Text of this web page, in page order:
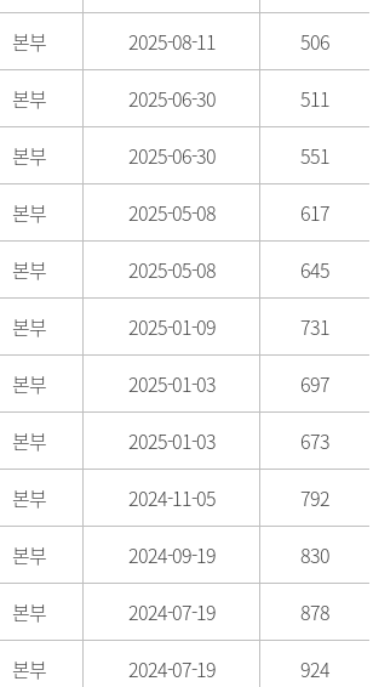
본부 2025-08-11
506
본부 2025-06-30
511
본부 2025-06-30
551
본부 2025-05-08
617
본부 2025-05-08
645
본부 2025-01-09
731
본부 2025-01-03
697
본부 2025-01-03
673
본부 2024-11-05
792
본부 2024-09-19
830
본부 2024-07-19
878
본부 2024-07-19 924